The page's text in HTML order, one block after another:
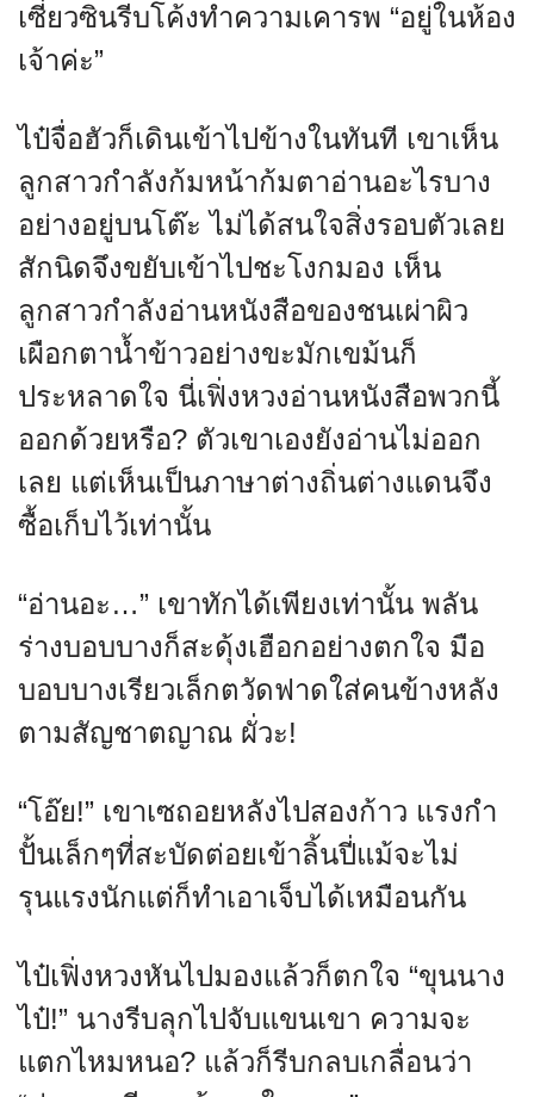
เซี่ยวซินรีบโค้งทำความเคารพ “อยู่ในห้อง
เจ้าค่ะ”
ไป๋จื่อฮัวก็เดินเข้าไปข้างในทันที เขาเห็น
ลูกสาวกำลังก้มหน้าก้มตาอ่านอะไรบาง
อย่างอยู่บนโต๊ะ ไม่ได้สนใจสิ่งรอบตัวเลย
สักนิดจึงขยับเข้าไปชะโงกมอง เห็น
ลูกสาวกำลังอ่านหนังสือของชนเผ่าผิว
เผือกตาน้ำข้าวอย่างขะมักเขม้นก็
ประหลาดใจ นี่เฟิ่งหวงอ่านหนังสือพวกนี้
ออกด้วยหรือ? ตัวเขาเองยังอ่านไม่ออก
เลย แต่เห็นเป็นภาษาต่างถิ่นต่างแดนจึง
ซื้อเก็บไว้เท่านั้น
“อ่านอะ…” เขาทักได้เพียงเท่านั้น พลัน
ร่างบอบบางก็สะดุ้งเฮือกอย่างตกใจ มือ
บอบบางเรียวเล็กตวัดฟาดใส่คนข้างหลัง
ตามสัญชาตญาณ ผั่วะ!
“โอ๊ย!” เขาเซถอยหลังไปสองก้าว แรงกำ
ปั้นเล็กๆที่สะบัดต่อยเข้าลิ้นปี่แม้จะไม่
รุนแรงนักแต่ก็ทำเอาเจ็บได้เหมือนกัน
ไป๋เฟิ่งหวงหันไปมองแล้วก็ตกใจ “ขุนนาง
ไป๋!” นางรีบลุกไปจับแขนเขา ความจะ
แตกไหมหนอ? แล้วก็รีบกลบเกลื่อนว่า